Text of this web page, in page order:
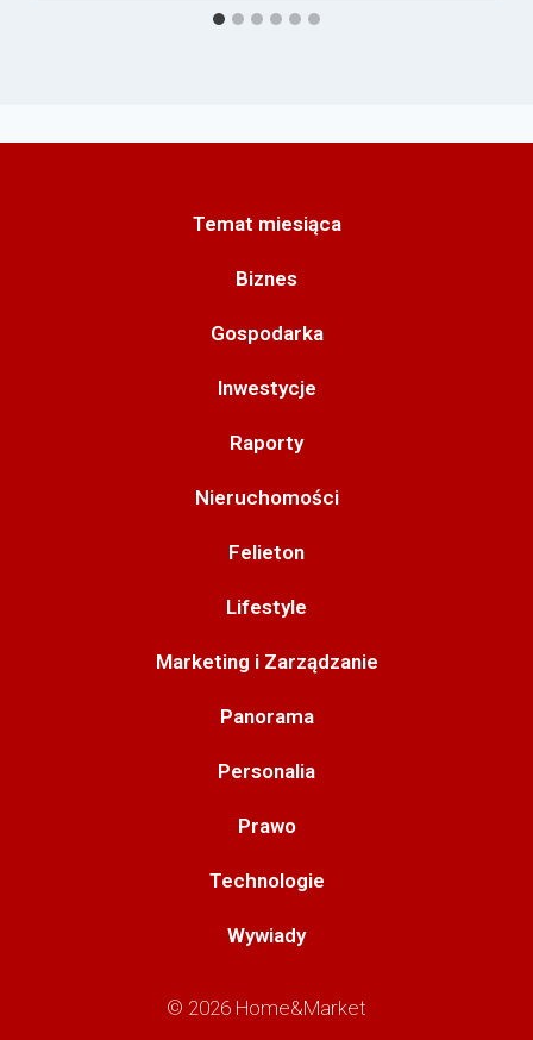
Temat miesiąca
Biznes
Gospodarka
Inwestycje
Raporty
Nieruchomości
Felieton
Lifestyle
Marketing i Zarządzanie
Panorama
Personalia
Prawo
Technologie
Wywiady
© 2026 Home&Market